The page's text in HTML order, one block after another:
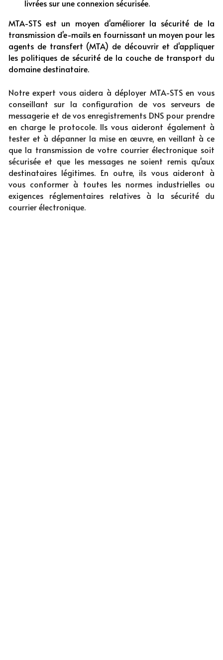
livrées sur une connexion sécurisée.
MTA-STS est un moyen d'améliorer la sécurité de la
transmission d'e-mails en fournissant un moyen pour les
agents de transfert (MTA) de découvrir et d'appliquer
les politiques de sécurité de la couche de transport du
domaine destinataire.
Notre expert vous aidera à déployer MTA-STS en vous
conseillant sur la configuration de vos serveurs de
messagerie et de vos enregistrements DNS pour prendre
en charge le protocole. Ils vous aideront également à
tester et à dépanner la mise en œuvre, en veillant à ce
que la transmission de votre courrier électronique soit
sécurisée et que les messages ne soient remis qu'aux
destinataires légitimes. En outre, ils vous aideront à
vous conformer à toutes les normes industrielles ou
exigences réglementaires relatives à la sécurité du
courrier électronique.